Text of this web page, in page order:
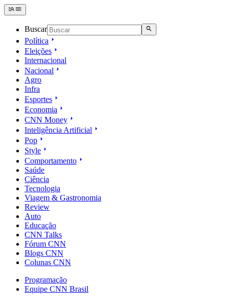
Buscar
Política
Eleições
Internacional
Nacional
Agro
Infra
Esportes
Economia
CNN Money
Inteligência Artificial
Pop
Style
Comportamento
Saúde
Ciência
Tecnologia
Viagem & Gastronomia
Review
Auto
Educação
CNN Talks
Fórum CNN
Blogs CNN
Colunas CNN
Programação
Equipe CNN Brasil